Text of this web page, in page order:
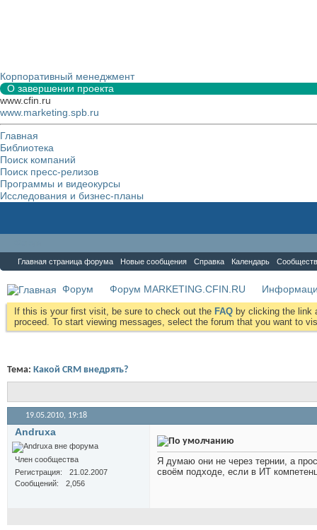
Корпоративный менеджмент
О завершении проекта
www.cfin.ru
www.marketing.spb.ru
Главная
Библиотека
Поиск компаний
Поиск пресс-релизов
Программы и видеокурсы
Исследования и бизнес-планы
Главная страница форума Новые сообщения Справка Календарь
Форум Форум MARKETING.CFIN.RU
If this is your first visit, be sure to check out the FAQ by clicking the link
proceed. To start viewing messages, select the forum that you want to
Тема: Какой CRM внедрять?
19.05.2010, 19:18
Andruxa
Член сообщества
Регистрация
21.02.2007
Сообщений
2,056
Я думаю они не через тернии, а
своём подходе, если в ИТ